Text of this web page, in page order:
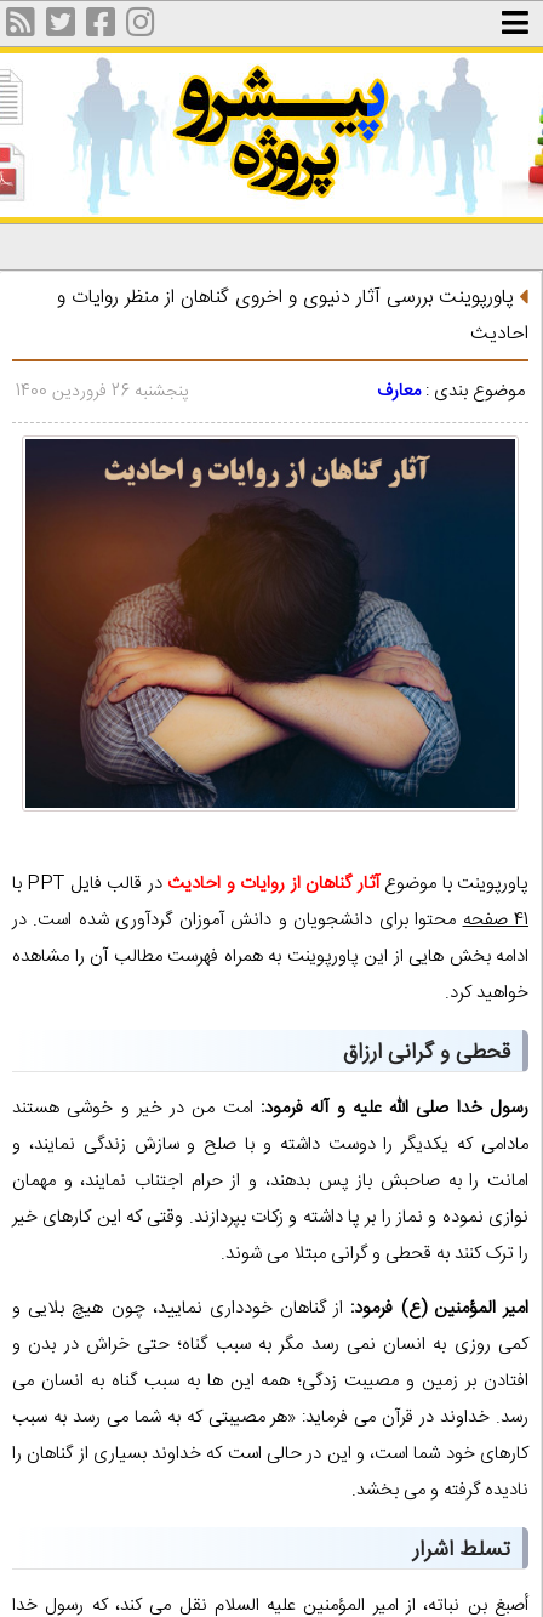
پاورپوینت بررسی آثار دنیوی و اخروی گناهان از منظر روایات و
احادیث
موضوع بندی :معارف پنجشنبه 26 فروردین 1400
پاورپوینت با موضوعآثار گناهان از روایات و احادیثدر قالب فایل PPT با
41 صفحه
محتوا برای دانشجویان و دانش آموزان گردآوری شده است. در
ادامه بخش هایی از این پاورپوینت به همراه فهرست مطالب آن را مشاهده
خواهید کرد.
قحطی و گرانی ارزاق
رسول خدا صلی الله علیه و آله فرمود:امت من در خیر و خوشی هستند
مادامی که یکدیگر را دوست داشته و با صلح و سازش زندگی نمایند، و
امانت را به صاحبش باز پس بدهند، و از حرام اجتناب نمایند، و مهمان
نوازی نموده و نماز را بر پا داشته و زکات بپردازند. وقتی که این کارهای خیر
را ترک کنند به قحطی و گرانی مبتلا می شوند.
امیر المؤمنین (ع) فرمود:از گناهان خودداری نمایید، چون هیچ بلایی و
کمی روزی به انسان نمی رسد مگر به سبب گناه؛ حتی خراش در بدن و
افتادن بر زمین و مصیبت زدگی؛ همه این ها به سبب گناه به انسان می
رسد. خداوند در قرآن می فرماید: «هر مصیبتی که به شما می رسد به سبب
کارهای خود شما است، و این در حالی است که خداوند بسیاری از گناهان را
نادیده گرفته و می بخشد.
تسلط اشرار
أصبغ بن نباته، از امیر المؤمنین علیه السلام نقل می کند، که رسول خدا